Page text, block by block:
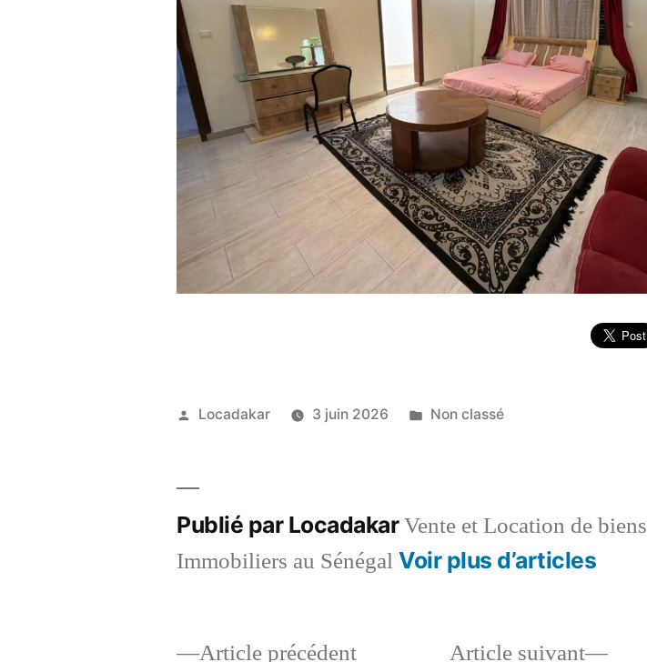
Publié
Locadakar 3 juin 2026
Publié
Non classé
Publié par LocadakarVente et Location de biens
Immobiliers au SénégalVoir plus d’articles
Article précédentArticle Article suivant